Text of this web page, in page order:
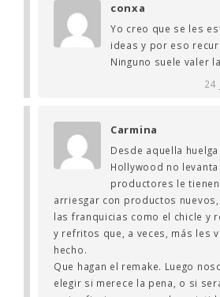
conxa
Yo creo que se les
ideas y por eso
Ninguno suele valer
24
Carmina
Desde aquella
Hollywood no
productores le
arriesgar con productos
las franquicias como el chicle y
y refritos que, a veces, más les
hecho.
Que hagan el remake. Luego
elegir si merece la pena, o si